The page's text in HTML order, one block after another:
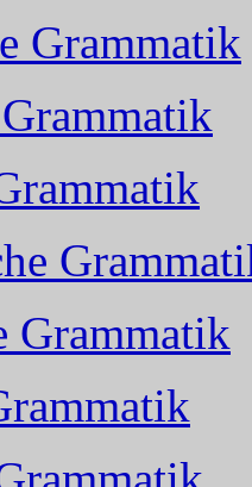
Grammatik
Grammatik